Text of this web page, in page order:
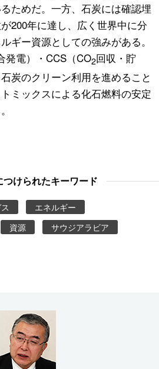
ためだ。一方、石炭には確認埋
200年に達し、広く世界中に分
ギー資源としての強みがある。
発電）・CCS（CO2回収・貯
炭のクリーン利用を進めること
ミックスによる化石燃料の安定
つけられたキーワード
エネルギー
資源 サウジアラビア